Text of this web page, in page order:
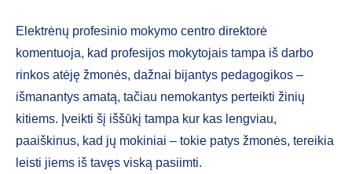
Elektrėnų profesinio mokymo centro direktorė
komentuoja, kad profesijos mokytojais tampa iš darbo
rinkos atėję žmonės, dažnai bijantys pedagogikos –
išmanantys amatą, tačiau nemokantys perteikti žinių
kitiems. Įveikti šį iššūkį tampa kur kas lengviau,
paaiškinus, kad jų mokiniai – tokie patys žmonės, tereikia
leisti jiems iš tavęs viską pasiimti.